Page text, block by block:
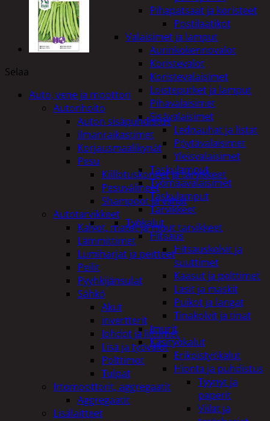
Pihapatsaat ja koristeet
Postilaatikot
Valaisimet ja lamput
Aurinkokennovalot
Koristevalot
Koristevalaisimet
Loisteputket ja lamput
Pihavalaisimet
Sisävalaisimet
Lednauhat ja listat
Pöytävalaisimet
Yleisvalaisimet
Taskulamput
Työmaavalaisimet
Taskulamput
Tarvikkeet
Työkalut
Hitsaus
Hitsauskolvit ja
suuttimet
Kaasut ja polttimet
Lasit ja maskit
Puikot ja langat
Tinakolvit ja tinat
Imurit
Käsityökalut
Erikoistyökalut
Hionta ja puhdistus
Tyynyt ja
paperit
Viilat ja
Selaa
Auto, vene ja moottori
Autonhoito
Auton sisäpuhdistus
ilmanraikastimet
Korjausmaalikynät
Pesu
Kiillotuskoneet ja tarvikkeet
Pesuvälineet
Shampoot ja vahat
Autotarvikkeet
Kalvot, matot ja muut tarvikkeet
Lämmittimet
Lumiharjat ja peitteet
Peilit
Pyyhkijänsulat
Sähkö
Akut
invertterit
Johdot ja liittimet
Lisä ja työvalot
Polttimot
Tulpat
Irtomoottorit, aggregaatit
Aggregaatit
Lisälaitteet